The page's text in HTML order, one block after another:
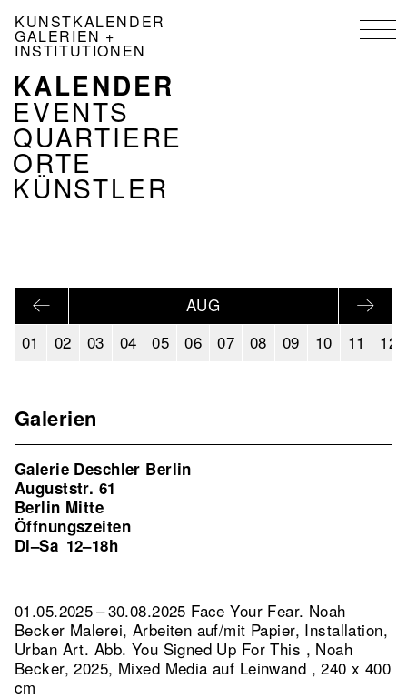
zum
Inhalt
KUNSTKALENDER
GALERIEN +
INSTITUTIONEN
NAVIGATION
KALENDER
DE
KALENDER
EVENTS
QUARTIERE
ORTE
KÜNSTLER
AUG
01
02 03 04 05 06 07 08 09 10 11 12
Galerien
Galerie Deschler Berlin
Auguststr. 61
Berlin Mitte
Öffnungszeiten
Di–Sa 12–18h
01.05.2025 – 30.08.2025 Face Your Fear. Noah
Becker Malerei, Arbeiten auf/mit Papier, Installation,
Urban Art. Abb. You Signed Up For This , Noah
Becker, 2025, Mixed Media auf Leinwand , 240 x 400
cm